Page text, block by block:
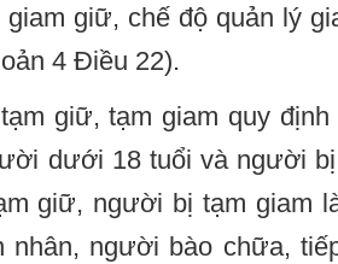
giữ, chế độ quản lý
4 Điều 22).
giữ, tạm giam quy
dưới 18 tuổi và người
giữ, người bị tạm giam
nhân, người bào chữa,